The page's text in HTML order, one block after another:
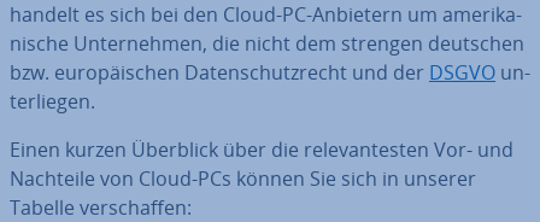
handelt es sich bei den Cloud-PC-Anbietern um ame­ri­ka­
ni­sche Un­ter­neh­men, die nicht dem strengen deutschen
bzw. eu­ro­päi­schen Da­ten­schutz­recht und der DSGVO un­
ter­lie­gen.
Einen kurzen Überblick über die re­le­van­tes­ten Vor- und
Nachteile von Cloud-PCs können Sie sich in unserer
Tabelle ver­schaf­fen: